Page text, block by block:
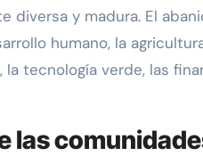
diversa y madura. El
humano, la
tecnología verde, las
las